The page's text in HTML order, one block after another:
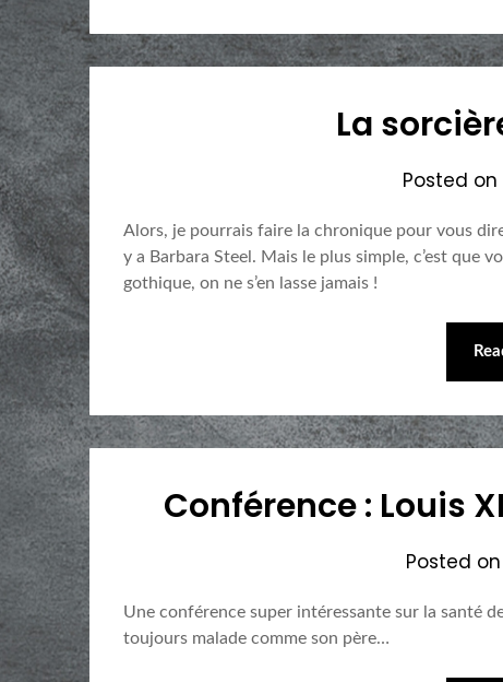
La
Posted on
Alors, je pourrais faire la chronique pour vous
y a Barbara Steel. Mais le plus simple, c’est que
gothique, on ne s’en lasse jamais !
Conférence : Louis
Posted on
Une conférence super intéressante sur la santé
toujours malade comme son père…